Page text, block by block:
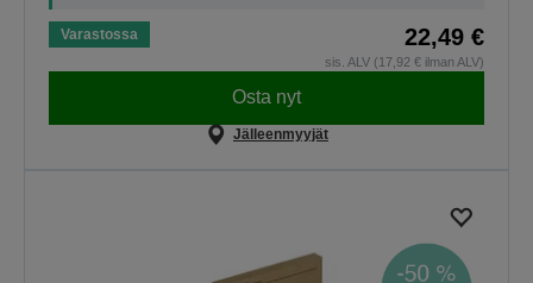
Varastossa 22,49 €
sis. ALV (17,92 € ilman ALV)
Osta nyt
Jälleenmyyjät